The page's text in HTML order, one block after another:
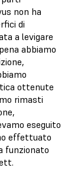
non ha
di
a levigare
abbiamo
ottenute
rimasti
eseguito
effettuato
funzionato